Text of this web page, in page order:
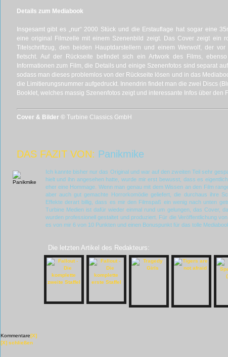
Details zum Mediabook
Insgesamt gibt es „nur“ 2000 Stück und die Erstauflage hat sogar eine
eine original Filmzelle mit einem Szenenbild zeigt. Das Cover zeigt ein
Titelschriftzug, den beiden Hauptdarstellern und einem Werwolf, der
fletscht. Auf der Rückseite befindet sich ein Artwork des Films,
Informationen zum Film, die Details und einige Szenenfotos sind separat
sodass man dieses problemlos von der Rückseite lösen und in das
die Limitierungsnummer aufgedruckt. Innendrin findet man die zwei Discs
Booklet, welches massig Szenenfotos zeigt und interessante Infos über den
Cover & Bilder © Turbine Classics GmbH
DAS FAZIT VON: Panikmike
Ich kannte bisher nur das Original und war auf den zweiten Teil sehr
hielt und ihn angesehen hatte, wurde mir erst bewusst, dass es
eher eine Hommage. Wenn man genau mit dem Wissen an den Film
aber auch gut gemachte Horrorkomödie geliefert, die durchaus ihre
Effekte derart billig, dass es mir den Filmspaß ein wenig nach unten
Turbine Medien ist dafür wieder einmal rund um gelungen, das Cover,
wurden professionell gestaltet und produziert. Für die Veröffentlichung von
es von mir 6 von 10 Punkten und einen Bonuspunkt für das tolle
Die letzten Artikel des Redakteurs:
Kommentare[X]
[X] schließen